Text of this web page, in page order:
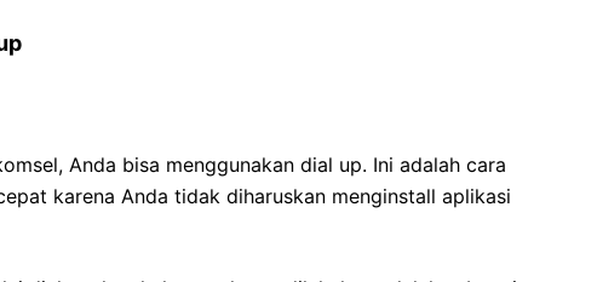
Anda bisa menggunakan dial up. Ini adalah cara
karena Anda tidak diharuskan menginstall aplikasi